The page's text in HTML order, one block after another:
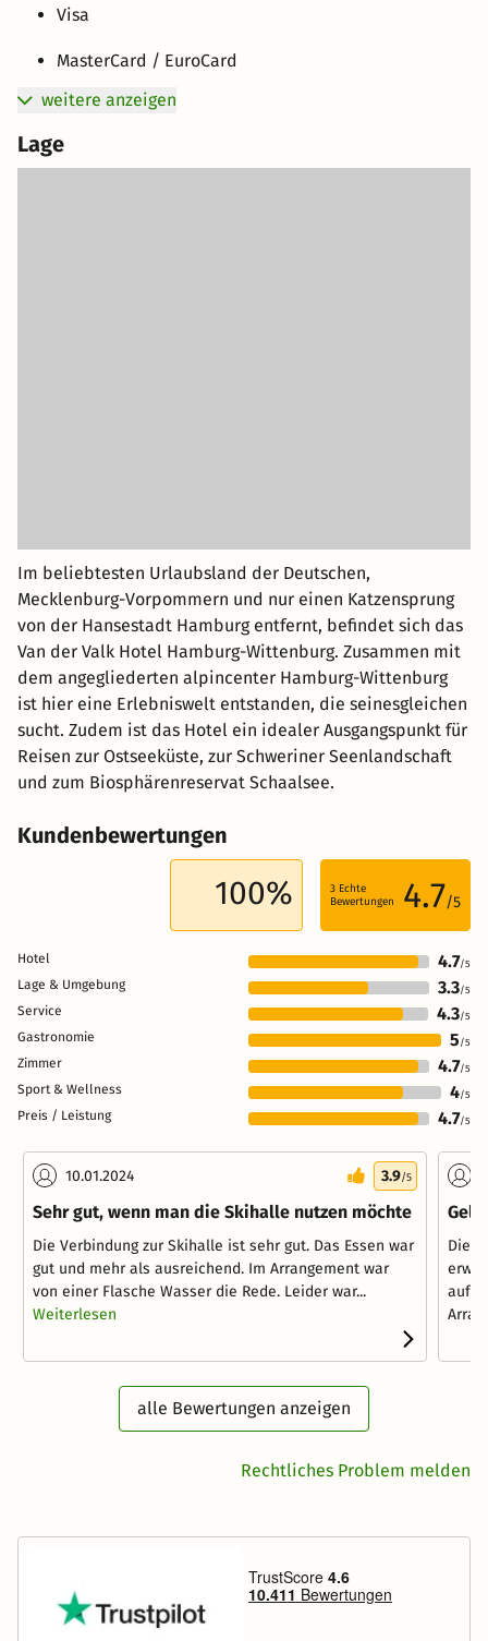
Visa
MasterCard / EuroCard
weitere anzeigen
Lage
Im beliebtesten Urlaubsland der Deutschen,
Mecklenburg-Vorpommern und nur einen Katzensprung
von der Hansestadt Hamburg entfernt, befindet sich das
Van der Valk Hotel Hamburg-Wittenburg. Zusammen mit
dem angegliederten alpincenter Hamburg-Wittenburg
ist hier eine Erlebniswelt entstanden, die seinesgleichen
sucht. Zudem ist das Hotel ein idealer Ausgangspunkt für
Reisen zur Ostseeküste, zur Schweriner Seenlandschaft
und zum Biosphärenreservat Schaalsee.
Kundenbewertungen
100% 3 Echte
Bewertungen
4.7/5
Hotel 4.7/5
Lage & Umgebung 3.3/5
Service 4.3/5
Gastronomie 5 /5
Zimmer 4.7/5
Sport & Wellness 4/5
Preis / Leistung 4.7/5
10.01.2024 3.9/5
Sehr gut, wenn man die Skihalle nutzen möchte
Die Verbindung zur Skihalle ist sehr gut. Das Essen war
gut und mehr als ausreichend. Im Arrangement war
von einer Flasche Wasser die Rede. Leider war...
Weiterlesen
Die
alle Bewertungen anzeigen
Rechtliches Problem melden